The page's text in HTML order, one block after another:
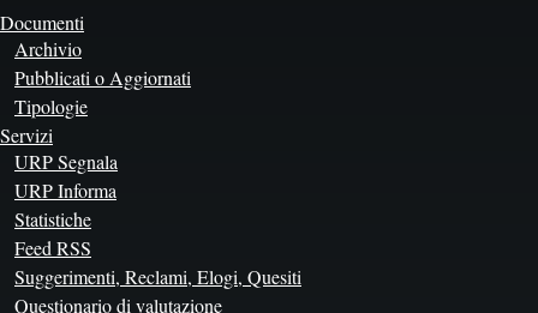
Documenti
Archivio
Pubblicati o Aggiornati
Tipologie
Servizi
URP Segnala
URP Informa
Statistiche
Feed RSS
Suggerimenti, Reclami, Elogi, Quesiti
Questionario di valutazione